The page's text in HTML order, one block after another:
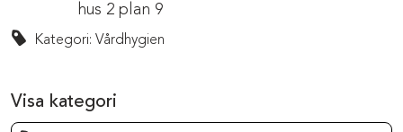
hus 2 plan 9
Kategori: Vårdhygien
Visa kategori